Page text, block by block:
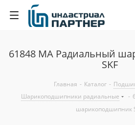
61848 MA Радиальный
SKF
Главная - Каталог -
Шарикоподшипники радиальные
-
шарикоподшипник